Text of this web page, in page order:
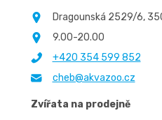
Dragounská 2529/6,
9.00-20.00
+420 354 599 852
cheb@akvazoo.cz
Zvířata na prodejně